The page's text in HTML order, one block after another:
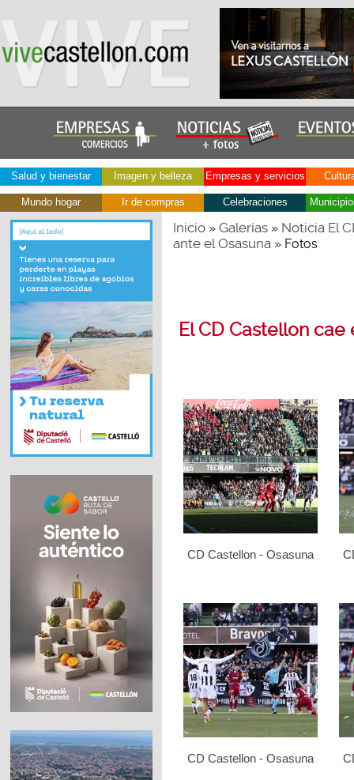
Salud y bienestar Imagen y belleza Empresas y servicios
Mundo hogar Ir de compras Celebraciones
Inicio» Galerías» Noticia El
ante el Osasuna» Fotos
El CD Castellon
CD Castellon - Osasuna
CD Castellon - Osasuna